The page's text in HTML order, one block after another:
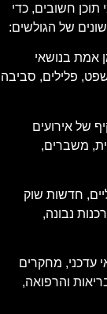
תוכן חשובים, כדי
של הגולשים:
אמת בנושאי
פלילים, סביבה
של אירועים
משברים,
חדשות שוק
נבונה,
עדכני, מחקרים
והרפואה,